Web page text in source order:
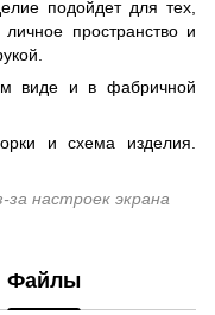
подойдет для тех,
личное пространство и
виде и в фабричной
и схема изделия.
настроек экрана
Файлы